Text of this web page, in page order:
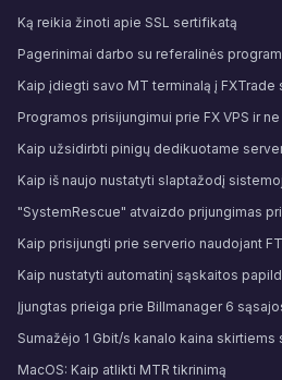
Ką reikia žinoti apie SSL sertifikatą
Pagerinimai darbo su referalinės
Kaip įdiegti savo MT terminalą į FXTrade
Programos prisijungimui prie FX VPS ir
Kaip užsidirbti pinigų dedikuotame
Kaip iš naujo nustatyti slaptažodį
"SystemRescue" atvaizdo prijungimas
Kaip prisijungti prie serverio naudojant
Kaip nustatyti automatinį sąskaitos
Įjungtas prieiga prie Billmanager 6
Sumažėjo 1 Gbit/s kanalo kaina skirtiems
MacOS: Kaip atlikti MTR tikrinimą